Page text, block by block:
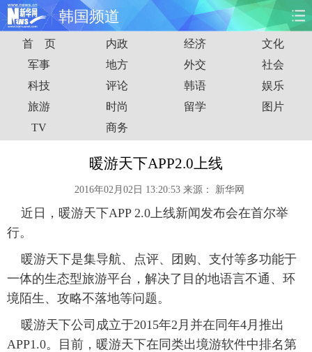
韩国频道
首页 时政 国际 财经
娱乐 体育 人事 教育
时尚 思客
台湾 华人
能源 房产
旅游 健康 信息化 数据
金融 公益
摄影 新华广播
首 页 内政 经济
文化
军事
地方 外交
社会
科技
评论 韩语
娱乐
旅游
时尚 留学
图片
TV
商务
暖游天下APP2.0上线
2016年02月02日 13:20:53 来源： 新华网
近日，暖游天下APP 2.0上线新闻发布会在首尔举
行。
暖游天下是集导航、点评、团购、支付等多功能于
一体的生态型旅游平台，解决了目的地语言不通、环
境陌生、攻略不落地等问题。
暖游天下公司成立于2015年2月并在同年4月推出
APP1.0。目前，暖游天下在同类出境游软件中排名第